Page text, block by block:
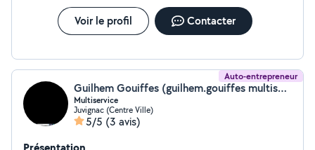
Voir le profil Contacter
Auto-entrepreneur
Guilhem Gouiffes (guilhem.gouiffes multiservice)
Multiservice
Juvignac (Centre Ville)
5/5 (3 avis)